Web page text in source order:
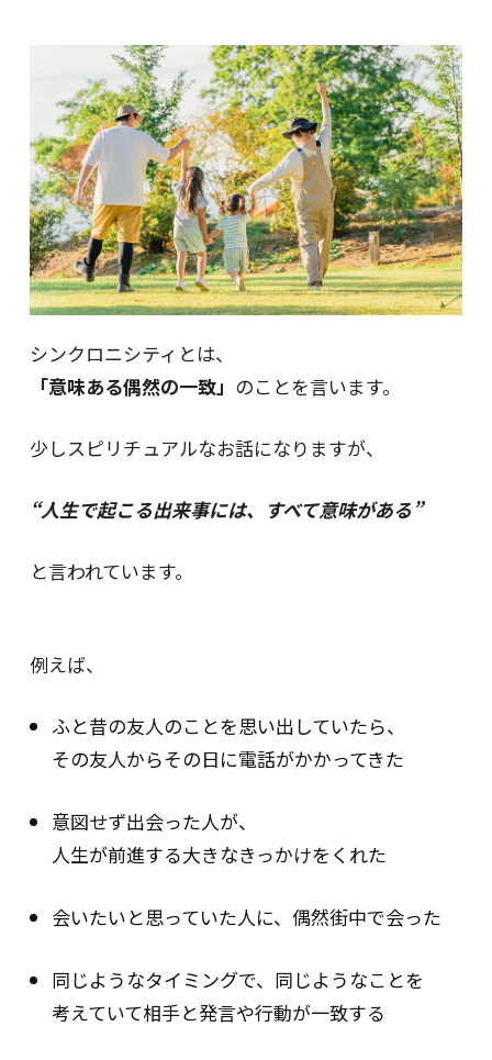
シンクロニシティとは、
「意味ある偶然の一致」 のことを言います。
少しスピリチュアルなお話になりますが、
“人生で起こる出来事には、すべて意味がある”
と言われています。
例えば、
ふと昔の友人のことを思い出していたら、
その友人からその日に電話がかかってきた
意図せず出会った人が、
人生が前進する大きなきっかけをくれた
会いたいと思っていた人に、偶然街中で会った
同じようなタイミングで、同じようなことを
考えていて相手と発言や行動が一致する